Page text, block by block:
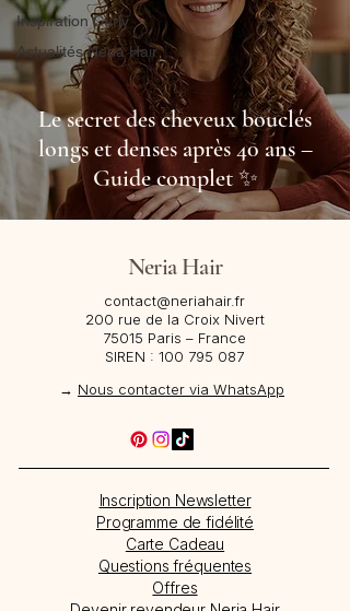
Inspiration Curly
Actualités Neria Hair
Le secret des cheveux bouclés
longs et denses après 40 ans –
Guide complet ✨
Neria Hair
contact@neriahair.fr
200 rue de la Croix Nivert
75015 Paris – France​
SIREN : 100 795 087
→ Nous contacter via WhatsApp
Inscription Newsletter
Programme de fidélité
Carte Cadeau
Questions fréquentes
Offres